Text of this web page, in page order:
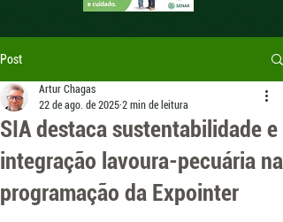
Post
SIA destaca sustentabilidade e
integração lavoura-pecuária na
programação da Expointer
Artur Chagas
22 de ago. de 2025 2 min de leitura